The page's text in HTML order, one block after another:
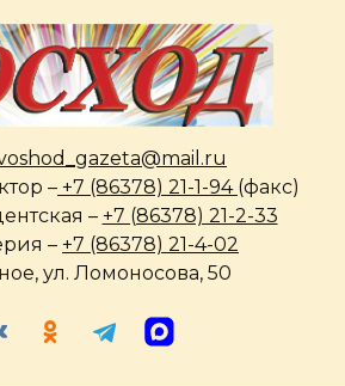
– +7 (86378) 21-1-94 (факс)
– +7 (86378) 21-2-33
– +7 (86378) 21-4-02
ул. Ломоносова, 50